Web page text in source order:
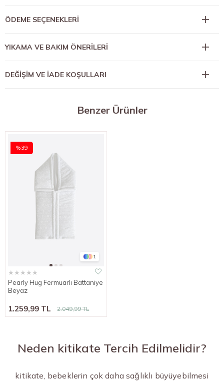
ÖDEME SEÇENEKLERI
YIKAMA VE BAKIM ÖNERİLERİ
DEĞİŞİM VE İADE KOŞULLARI
Benzer Ürünler
1
★★★★★
Pearly Hug Fermuarlı Battaniye
Beyaz
1.259,99 TL 2.049,99 TL
%39
Neden kitikate Tercih Edilmelidir?
kitikate, bebeklerin çok daha sağlıklı büyüyebilmesi